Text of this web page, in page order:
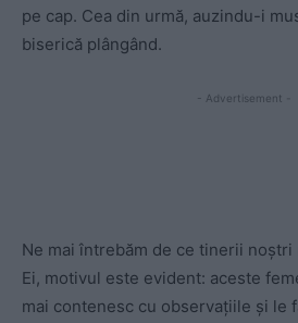
pe cap. Cea din urmă, auzindu-i
biserică plângând.
- Advertisement -
Ne mai întrebăm de ce tinerii
Ei, motivul este evident: aceste
mai contenesc cu observaţiile şi le